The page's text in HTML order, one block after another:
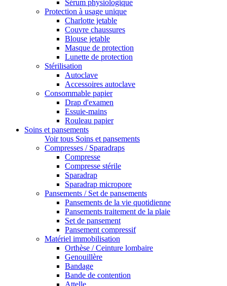
Sérum physiologique
Protection à usage unique
Charlotte jetable
Couvre chaussures
Blouse jetable
Masque de protection
Lunette de protection
Stérilisation
Autoclave
Accessoires autoclave
Consommable papier
Drap d'examen
Essuie-mains
Rouleau papier
Soins et pansements
Voir tous Soins et pansements
Compresses / Sparadraps
Compresse
Compresse stérile
Sparadrap
Sparadrap micropore
Pansements / Set de pansements
Pansements de la vie quotidienne
Pansements traitement de la plaie
Set de pansement
Pansement compressif
Matériel immobilisation
Orthèse / Ceinture lombaire
Genouillère
Bandage
Bande de contention
Attelle